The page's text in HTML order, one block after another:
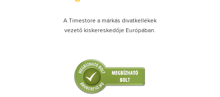
A Timestore a márkás divatkellékek
vezető kiskereskedője Európában.